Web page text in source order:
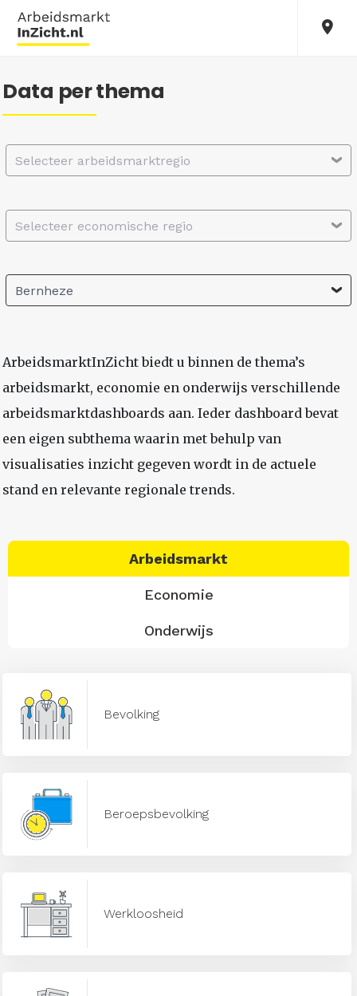
Data per thema
Selecteer arbeidsmarktregio
Selecteer economische regio
Bernheze
ArbeidsmarktInZicht biedt u binnen de thema’s
arbeidsmarkt, economie en onderwijs verschillende
arbeidsmarktdashboards aan. Ieder dashboard bevat
een eigen subthema waarin met behulp van
visualisaties inzicht gegeven wordt in de actuele
stand en relevante regionale trends.
Arbeidsmarkt
Economie
Onderwijs
Bevolking
Beroepsbevolking
Werkloosheid